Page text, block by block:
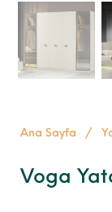
Ana Sayfa /
Voga